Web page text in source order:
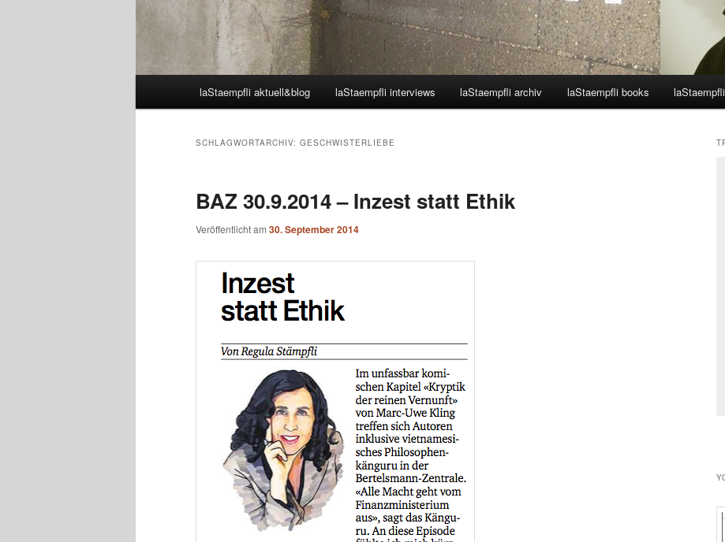
laStaempfli aktuell&blog laStaempfli interviews laStaempfli archiv laStaempfli books
SCHLAGWORTARCHIV: GESCHWISTERLIEBE
BAZ 30.9.2014 – Inzest statt Ethik
Veröffentlicht am 30. September 2014